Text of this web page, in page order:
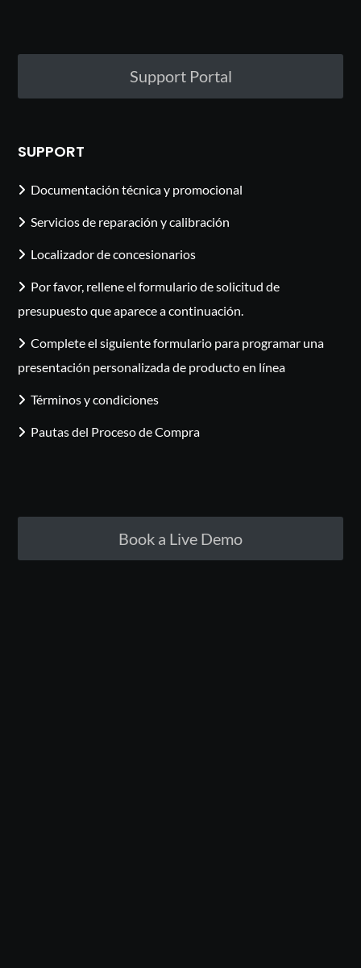
Support Portal
SUPPORT
Documentación técnica y promocional
Servicios de reparación y calibración
Localizador de concesionarios
Por favor, rellene el formulario de solicitud de
presupuesto que aparece a continuación.
Complete el siguiente formulario para programar una
presentación personalizada de producto en línea
Términos y condiciones
Pautas del Proceso de Compra
Book a Live Demo